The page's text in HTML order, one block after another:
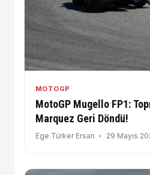
MOTOGP
MotoGP Mugello FP1:
Marquez Geri Döndü!
Ege Türker Ersan 29 Mayıs